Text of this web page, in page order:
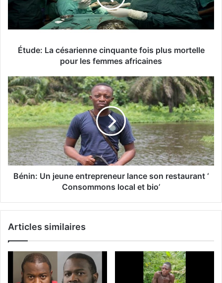
Étude: La césarienne cinquante fois plus mortelle
pour les femmes africaines
Bénin: Un jeune entrepreneur lance son restaurant ‘
Consommons local et bio’
Articles similaires